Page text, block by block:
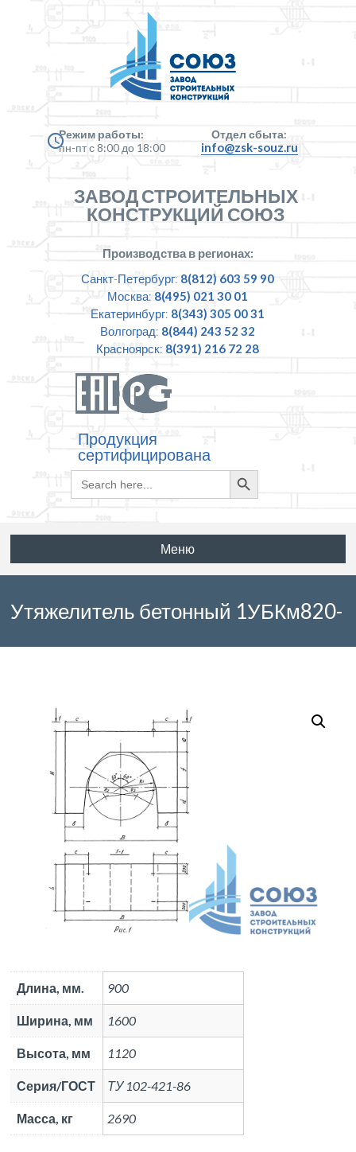
Режим работы:
пн-пт с 8:00 до 18:00
Отдел сбыта:
info@zsk-souz.ru
ЗАВОД СТРОИТЕЛЬНЫХ
КОНСТРУКЦИЙ СОЮЗ
Производства в регионах:
Санкт-Петербург: 8(812) 603 59 90
Москва: 8(495) 021 30 01
Екатеринбург: 8(343) 305 00 31
Волгоград: 8(844) 243 52 32
Красноярск: 8(391) 216 72 28
Продукция
сертифицирована
Search
for:
Search
Button
Меню
Утяжелитель бетонный 1УБКм820-
Длина, мм. 900
Ширина, мм 1600
Высота, мм 1120
Серия/ГОСТ ТУ 102-421-86
Масса, кг 2690